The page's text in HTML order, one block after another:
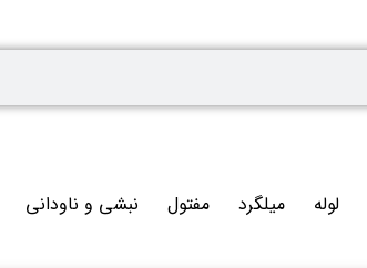
لوله میلگرد مفتول نبشی و ناودانی